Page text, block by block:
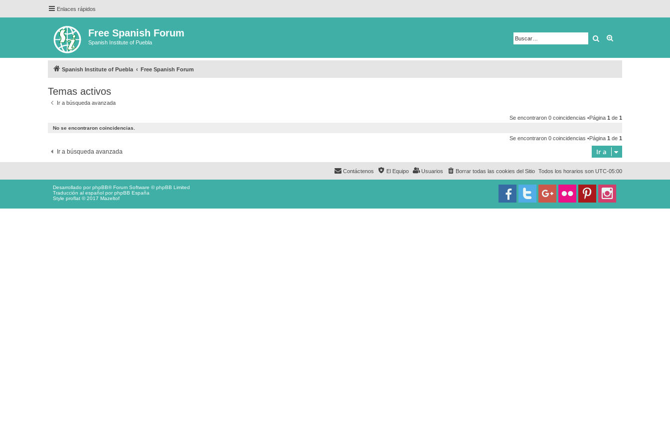
Enlaces rápidos
Free Spanish Forum
Spanish Institute of Puebla Buscar
Spanish Institute of Puebla Free Spanish Forum
Temas activos
Ir a búsqueda avanzada
Se encontraron 0 coincidencias •Página 1 de 1
No se encontraron coincidencias.
Se encontraron 0 coincidencias •Página 1 de 1
Ir a búsqueda avanzada Ir a
Todos los horarios son UTC-05:00
Borrar todas las cookies del Sitio
Usuarios
El Equipo
Contáctenos
Desarrollado porphpBB® Forum Software © phpBB Limited
Traducción al español porphpBB España
Style proflat © 2017 Mazeltof